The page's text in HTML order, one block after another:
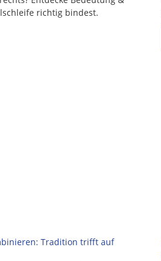
richtig bindest.
Tradition trifft auf